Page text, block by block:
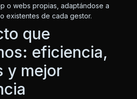
o webs propias, adaptándose a
existentes de cada gestor.
que
eficiencia,
y mejor